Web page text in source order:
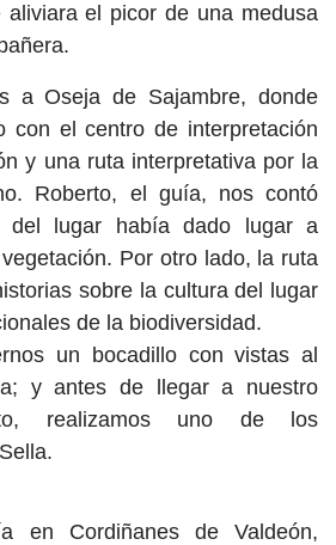
aliviara el picor de una medusa
a Oseja de Sajambre, donde
con el centro de interpretación
y una ruta interpretativa por la
Roberto, el guía, nos contó
del lugar había dado lugar a
Por otro lado, la ruta
sobre la cultura del lugar
de la biodiversidad.
un bocadillo con vistas al
y antes de llegar a nuestro
realizamos uno de los
en Cordiñanes de Valdeón,